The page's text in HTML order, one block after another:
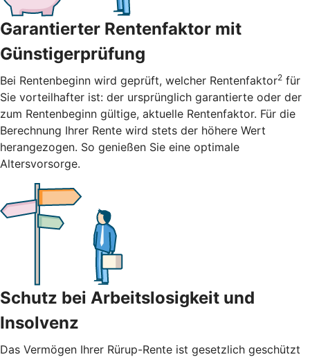
Garantierter Rentenfaktor mit
Günstigerprüfung
Bei Rentenbeginn wird geprüft, welcher Rentenfaktor2 für
Sie vorteilhafter ist: der ursprünglich garantierte oder der
zum Rentenbeginn gültige, aktuelle Rentenfaktor. Für die
Berechnung Ihrer Rente wird stets der höhere Wert
herangezogen. So genießen Sie eine optimale
Altersvorsorge.
Schutz bei Arbeitslosigkeit und
Insolvenz
Das Vermögen Ihrer Rürup-Rente ist gesetzlich geschützt